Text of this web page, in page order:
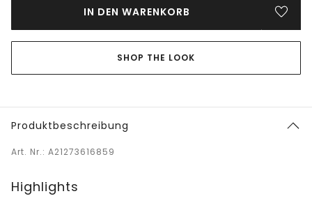
IN DEN WARENKORB
SHOP THE LOOK
Produktbeschreibung
Art. Nr.: A21273616859
Highlights